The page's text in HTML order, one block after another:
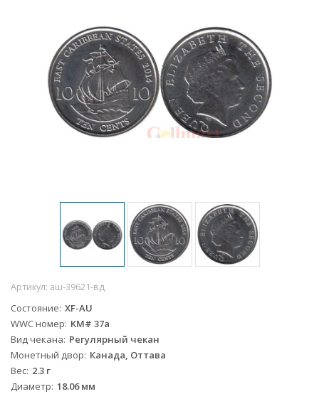
Артикул: аш-39621-вд
Состояние XF-AU
WWC номер KM# 37a
Вид чекана Регулярный чекан
Монетный двор Канада, Оттава
Вес 2.3 г
Диаметр 18.06 мм